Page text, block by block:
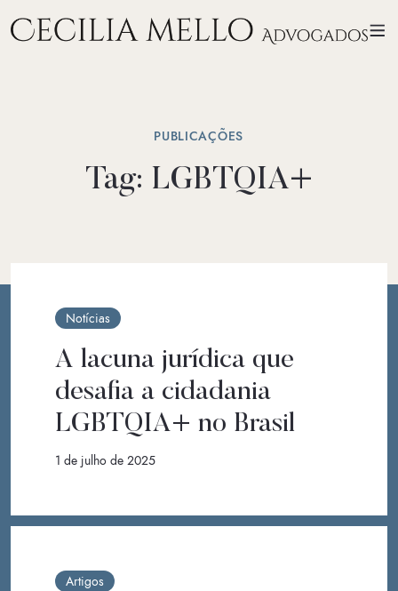
PUBLICAÇÕES
Tag: LGBTQIA+
Notícias
A lacuna jurídica que
desafia a cidadania
LGBTQIA+ no Brasil
1 de julho de 2025
Artigos